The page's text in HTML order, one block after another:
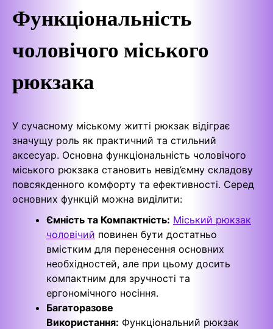
Функціональність
чоловічого міського
рюкзака
У сучасному міському житті рюкзак відіграє
значущу роль як практичний та стильний
аксесуар. Основна функціональність чоловічого
міського рюкзака становить невід’ємну складову
повсякденного комфорту та ефективності. Серед
основних функцій можна виділити:
Ємність та Компактність: Міський рюкзак
чоловічий повинен бути достатньо
вмістким для перенесення основних
необхідностей, але при цьому досить
компактним для зручності та
ергономічного носіння.
Багаторазове
Використання: Функціональний рюкзак